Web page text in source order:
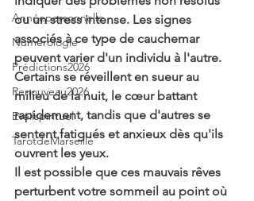
Annéepersonnelle
Numérologie
Prédictions2026
Renouveau2026
Eveilspirituel
TarotdeMarseille
ou un stress intense. Les signes
associés à ce type de cauchemar
peuvent varier d'un individu à l'autre.
Certains se réveillent en sueur au
milieu de la nuit, le cœur battant
rapidement, tandis que d'autres se
sentent fatigués et anxieux dès qu'ils
ouvrent les yeux.
Il est possible que ces mauvais rêves
perturbent votre sommeil au point où